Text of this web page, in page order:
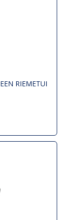
RIEMETUI